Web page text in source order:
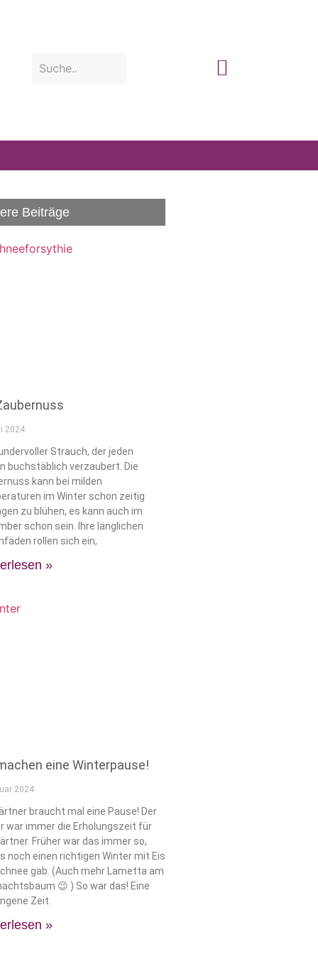
Beiträge
2024
Strauch, der jeden
buchstäblich verzaubert. Die
kann bei milden
im Winter schon zeitig
zu blühen, es kann auch im
schon sein. Ihre länglichen
rollen sich ein,
»
eine Winterpause!
2024
braucht mal eine Pause! Der
war immer die Erholungszeit für
Früher war das immer so,
noch einen richtigen Winter mit Eis
gab. (Auch mehr Lametta am
😉 ) So war das! Eine
Zeit.
»